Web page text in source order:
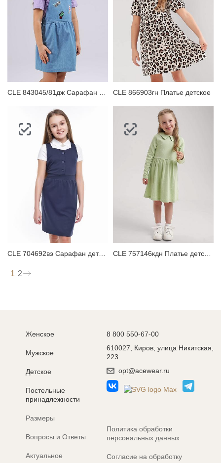
CLE 866903гн Платье детское
CLE 704692вэ Сарафан детский CLE 757146кдн Платье детское
1 2
Женское
Мужское
Детское
Постельные
принадлежности
Размеры
Вопросы и Ответы
Актуальное
8 800 550-67-00
610027, Киров, улица Никитская,
223
opt@acewear.ru
Политика обработки
персональных данных
Согласие на обработку